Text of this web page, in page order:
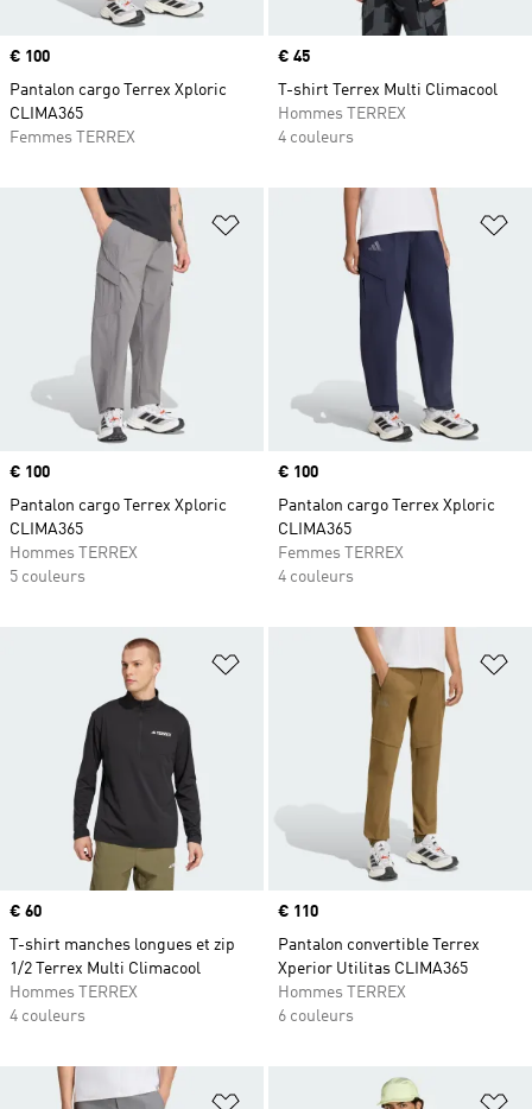
Prix
€ 100
Pantalon cargo Terrex Xploric
CLIMA365
Femmes TERREX
Prix
€ 45
T-shirt Terrex Multi Climacool
Hommes TERREX
4 couleurs
Ajouter à la Liste de produits
Prix
€ 100
Pantalon cargo Terrex Xploric
CLIMA365
Hommes TERREX
5 couleurs
Prix
€ 100
Pantalon cargo Terrex Xploric
CLIMA365
Femmes TERREX
4 couleurs
Ajouter à la Liste de produits
Prix
€ 60
T-shirt manches longues et zip
1/2 Terrex Multi Climacool
Hommes TERREX
4 couleurs
Prix
€ 110
Pantalon convertible Terrex
Xperior Utilitas CLIMA365
Hommes TERREX
6 couleurs
Ajouter à la Liste de produits